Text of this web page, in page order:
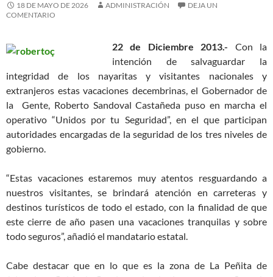
18 DE MAYO DE 2026 ADMINISTRACIÓN
DEJA UN
COMENTARIO
22 de Diciembre 2013.- Con la
intención de salvaguardar la
integridad de los nayaritas y visitantes nacionales y
extranjeros estas vacaciones decembrinas, el Gobernador de
la Gente, Roberto Sandoval Castañeda puso en marcha el
operativo “Unidos por tu Seguridad”, en el que participan
autoridades encargadas de la seguridad de los tres niveles de
gobierno.
“Estas vacaciones estaremos muy atentos resguardando a
nuestros visitantes, se brindará atención en carreteras y
destinos turísticos de todo el estado, con la finalidad de que
este cierre de año pasen una vacaciones tranquilas y sobre
todo seguros”, añadió el mandatario estatal.
Cabe destacar que en lo que es la zona de La Peñita de